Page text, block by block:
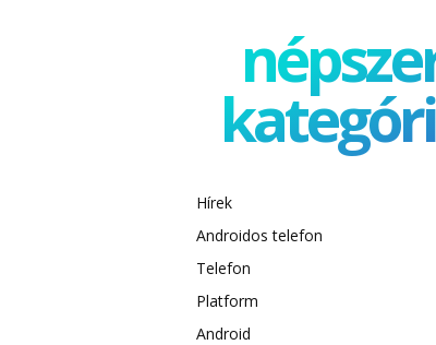
Hírek
Androidos telefon
Telefon
Platform
Android